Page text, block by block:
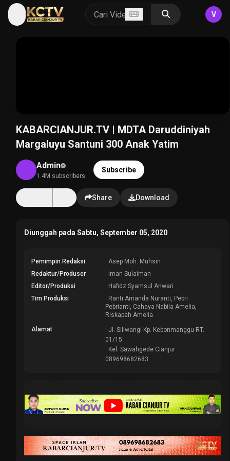
V
KABARCIANJUR.TV | MDTA Daruddiniyah
Margaluyu Santuni 300 Anak Yatim
Admin
1.4M subscribers
Subscribe
Share Download
Diunggah pada Sabtu, September 05, 2020
Pemimpin Redaksi
: Asep Moh. Muhsin
Redaktur/Produser
: Iman Sulaiman
Editor/Produksi
: Hafidz Syamsul Anwari
Tim Produksi
: Ranti Amanda Nuranti, Pebri
Pebrianti, Cahaya Nabila Amelia,
Riskapah Amelia
Alamat
: Jl. Siliwangi Kp. Kebonmanggu RT.
01/15
Kel. Sawahgede Cianjur
089698682683